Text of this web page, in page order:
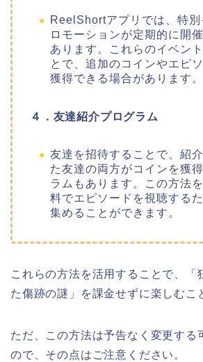
ReelShortアプリでは、特
ロモーションが定期的に開
あります。これらのイベン
とで、追加のコインやエピ
獲得できる場合があります。
４．友達紹介プログラム
友達を招待することで、紹
た友達の両方がコインを獲
ラムもあります。この方法
料でエピソードを視聴する
集めることができます。
これらの方法を活用することで、
た傷跡の謎 」 を課金せずに楽しむこ
ただ、この方法は予告なく変更する
ので、その点はご注意ください。